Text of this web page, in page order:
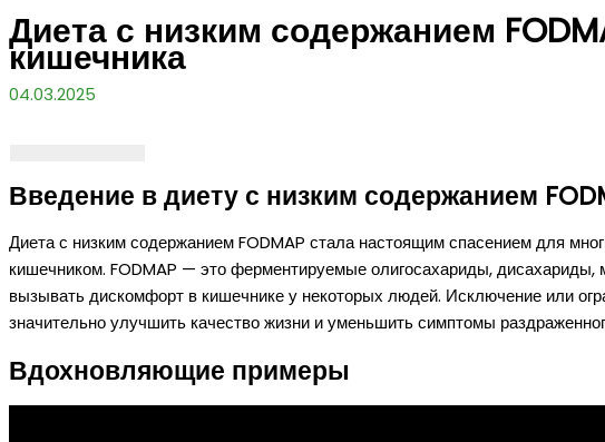
Диета с низким содержанием
кишечника
04.03.2025
Введение в диету с низким содержанием
Диета с низким содержанием FODMAP стала настоящим спасением для
кишечником. FODMAP — это ферментируемые олигосахариды,
вызывать дискомфорт в кишечнике у некоторых людей. Исключение или
значительно улучшить качество жизни и уменьшить симптомы
Вдохновляющие примеры